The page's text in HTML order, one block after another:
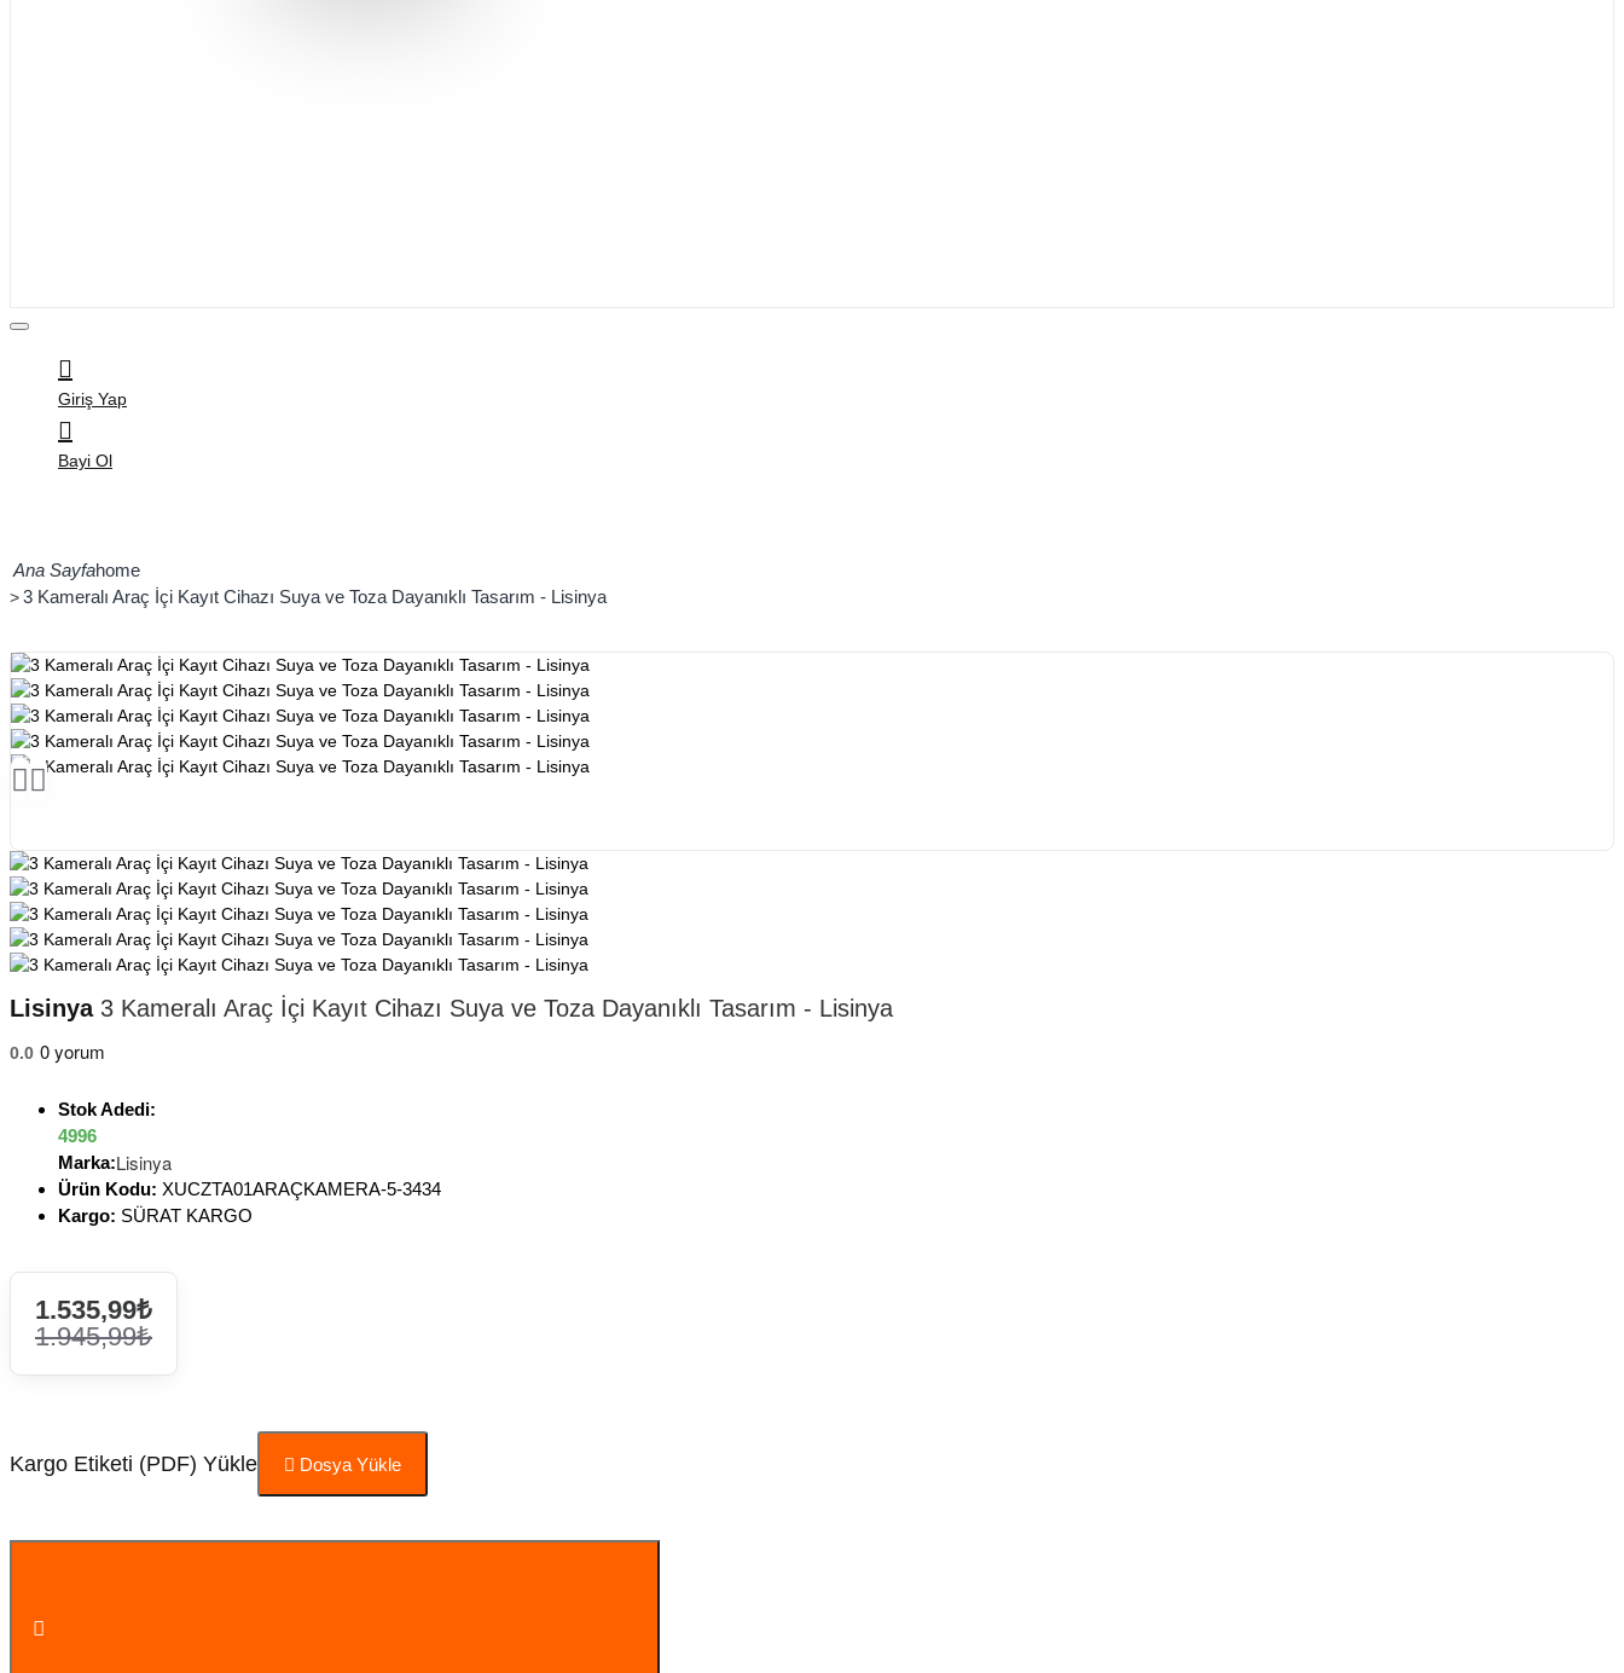
Giriş Yap
Bayi Ol
home
3 Kameralı Araç İçi Kayıt Cihazı Suya ve Toza Dayanıklı Tasarım - Lisinya
Lisinya3 Kameralı Araç İçi Kayıt Cihazı Suya ve Toza Dayanıklı Tasarım - Lisinya
0.0 0 yorum
Stok Adedi:
4996
Marka:Lisinya
Ürün Kodu: XUCZTA01ARAÇKAMERA-5-3434
Kargo: SÜRAT KARGO
1.535,99₺
1.945,99₺
Kargo Etiketi (PDF) Yükle Dosya Yükle